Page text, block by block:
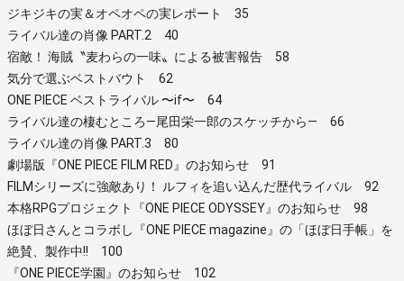
ジキジキの実＆オペオペの実レポート 35
ライバル達の肖像 PART.2 40
宿敵！ 海賊〝麦わらの一味〟による被害報告 58
気分で選ぶベストバウト 62
ONE PIECE ベストライバル 〜if〜 64
ライバル達の棲むところ―尾田栄一郎のスケッチから― 66
ライバル達の肖像 PART.3 80
劇場版『ONE PIECE FILM RED』のお知らせ 91
FILMシリーズに強敵あり！ ルフィを追い込んだ歴代ライバル 92
本格RPGプロジェクト『ONE PIECE ODYSSEY』のお知らせ 98
ほぼ日さんとコラボし『ONE PIECE magazine』の「ほぼ日手帳」を
絶賛、製作中!! 100
『ONE PIECE学園』のお知らせ 102